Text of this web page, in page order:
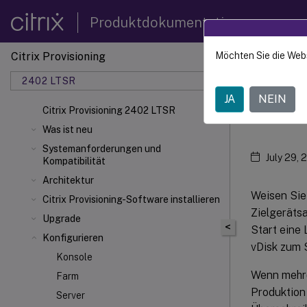
Produktdokumentation
Citrix Provisioning
2402 LTSR
Citrix Provisioning 2402 LTSR
Was ist neu
Systemanforderungen und
Kompatibilität
Architektur
Citrix Provisioning-Software installieren
Upgrade
Konfigurieren
Konsole
Farm
Server
Citrix
<
July 29,
Weisen
Start eine
vDisk zum
Wenn
Möchten Sie die
JA NEIN